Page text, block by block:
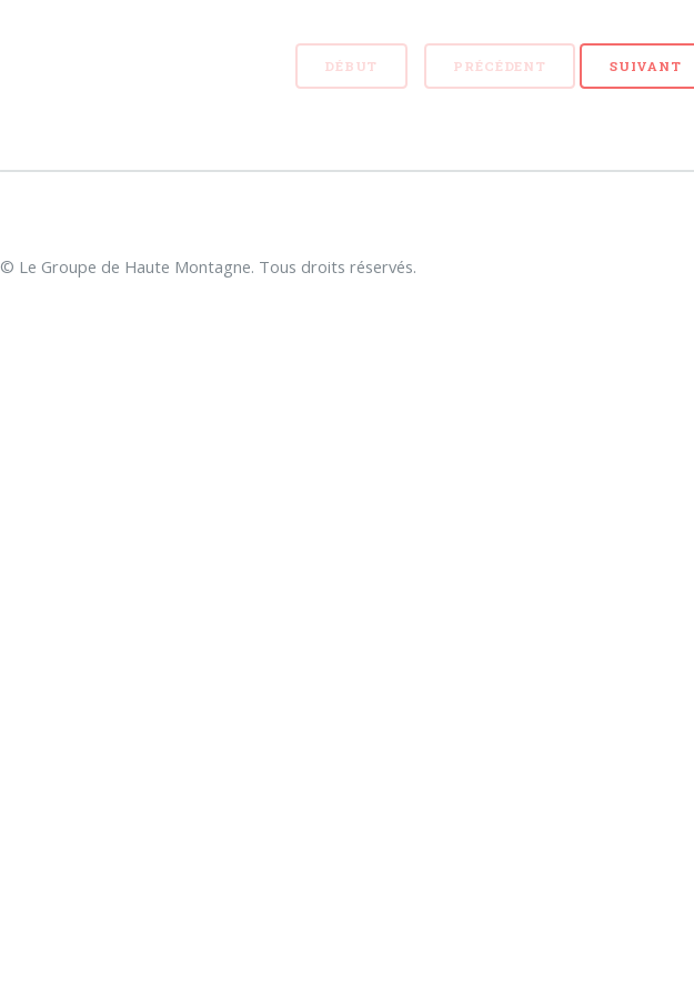
DÉBUT PRÉCÉDENT SUIVANT
© Le Groupe de Haute Montagne. Tous droits réservés.